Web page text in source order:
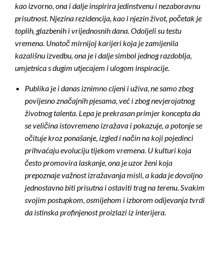
kao izvorno, ona i dalje inspirira jedinstvenu i nezaboravnu
prisutnost. Njezina rezidencija, kao i njezin život, početak je
toplih, glazbenih i vrijednosnih dana. Odoljeli su testu
vremena. Unatoč mirnijoj karijeri koja je zamijenila
kazališnu izvedbu, ona je i dalje simbol jednog razdoblja,
umjetnica s dugim utjecajem i ulogom inspiracije.
Publika je i danas iznimno cijeni i uživa, ne samo zbog
povijesno značajnih pjesama, već i zbog nevjerojatnog
životnog talenta. Lepa je prekrasan primjer koncepta da
se veličina istovremeno izražava i pokazuje, a potonje se
očituje kroz ponašanje, izgled i način na koji pojedinci
prihvaćaju evoluciju tijekom vremena. U kulturi koja
često promovira laskanje, ona je uzor ženi koja
prepoznaje važnost izražavanja misli, a kada je dovoljno
jednostavno biti prisutna i ostaviti trag na terenu. Svakim
svojim postupkom, osmijehom i izborom odijevanja tvrdi
da istinska profinjenost proizlazi iz interijera.